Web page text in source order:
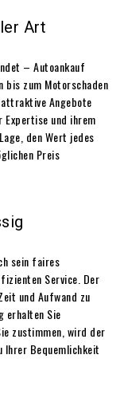
Art
– Autoankauf
bis zum Motorschaden
Angebote
und ihrem
den Wert jedes
Preis
sein faires
Service. Der
und Aufwand zu
erhalten Sie
zustimmen, wird der
Ihrer Bequemlichkeit